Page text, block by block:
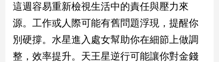
點
觀
點
這週容易重新檢視生活中的責任與壓力來
源。工作或人際可能有舊問題浮現，提醒你
別硬撐。水星進入處女幫助你在細節上做調
整，效率提升。天王星逆行可能讓你對金錢